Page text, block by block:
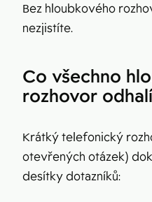
Bez hloubkového
nezjistíte.
Co všechno
rozhovor odhalí
Krátký telefonický
otevřených otázek)
desítky dotazníků: